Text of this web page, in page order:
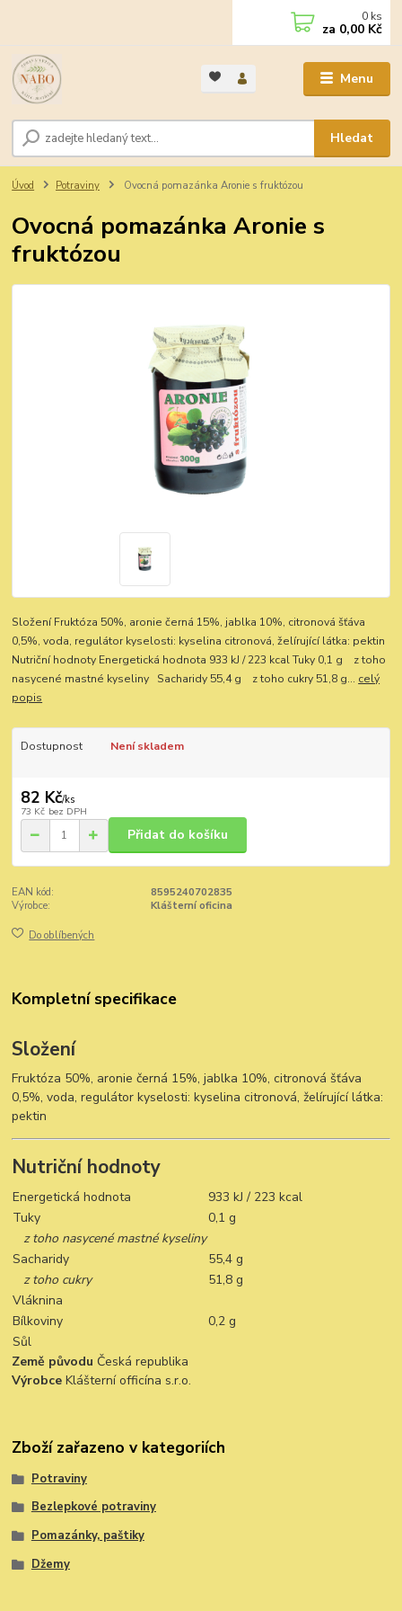
Menu
Hledat
0 ks
za 0,00 Kč
Úvod Potraviny Ovocná pomazánka Aronie s fruktózou
Ovocná pomazánka Aronie s
fruktózou
Složení Fruktóza 50%, aronie černá 15%, jablka 10%, citronová šťáva
0,5%, voda, regulátor kyselosti: kyselina citronová, želírující látka: pektin
Nutriční hodnoty Energetická hodnota 933 kJ / 223 kcal Tuky 0,1 g z toho
nasycené mastné kyseliny Sacharidy 55,4 g z toho cukry 51,8 g... celý
popis
Dostupnost Není skladem
82 Kč/ks
73 Kč bez DPH
Přidat do košíku
EAN kód:
8595240702835
Výrobce:
Klášterní oficina
Do oblíbených
Kompletní specifikace
Složení
Fruktóza 50%, aronie černá 15%, jablka 10%, citronová šťáva
0,5%, voda, regulátor kyselosti: kyselina citronová, želírující látka:
pektin
Nutriční hodnoty
Energetická hodnota
933 kJ / 223 kcal
Tuky
0,1 g
z toho nasycené mastné kyseliny
Sacharidy
55,4 g
z toho cukry
51,8 g
Vláknina
Bílkoviny
0,2 g
Sůl
Země původu Česká republika
Výrobce Klášterní officína s.r.o.
Zboží zařazeno v kategoriích
Potraviny
Bezlepkové potraviny
Pomazánky, paštiky
Džemy